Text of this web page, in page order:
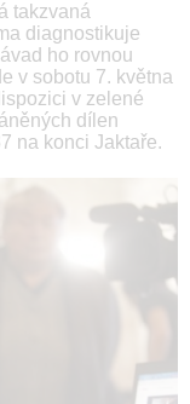
takzvaná
diagnostikuje
ho rovnou
v sobotu 7. května
v zelené
dílen
na konci Jaktaře.